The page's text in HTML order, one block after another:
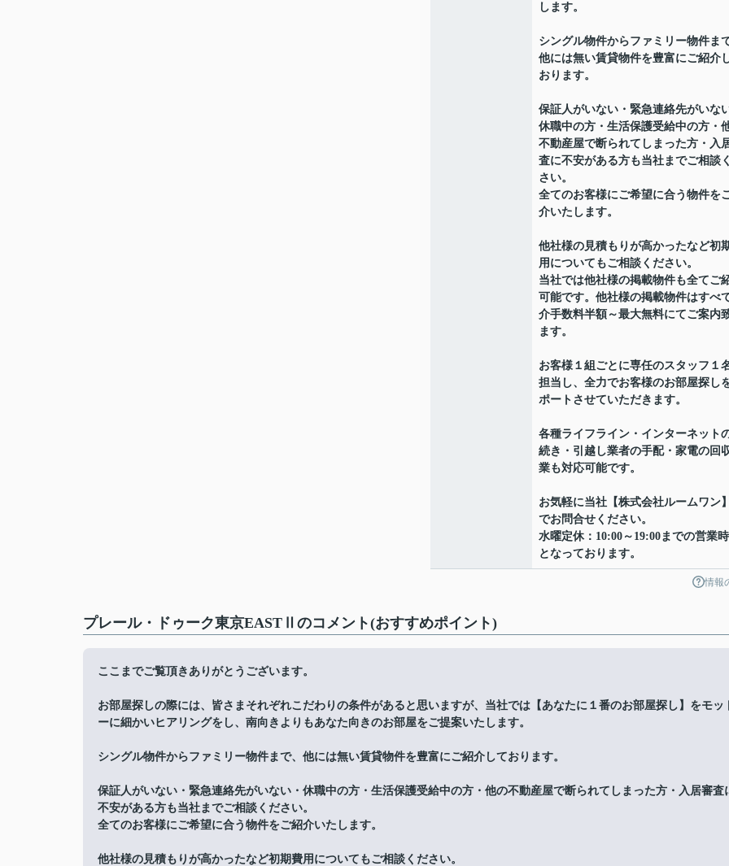
します。
シングル物件からファミリー物件ま
他には無い賃貸物件を豊富にご紹介
おります。
保証人がいない・緊急連絡先がいな
休職中の方・生活保護受給中の方・
不動産屋で断られてしまった方・入
査に不安がある方も当社までご相談
さい。
全てのお客様にご希望に合う物件を
介いたします。
他社様の見積もりが高かったなど初
用についてもご相談ください。
当社では他社様の掲載物件も全てご
可能です。他社様の掲載物件はすべ
介手数料半額～最大無料にてご案内
ます。
お客様１組ごとに専任のスタッフ１
担当し、全力でお客様のお部屋探し
ポートさせていただきます。
各種ライフライン・インターネット
続き・引越し業者の手配・家電の回
業も対応可能です。
お気軽に当社【株式会社ルームワン
でお問合せください。
水曜定休：10:00～19:00までの営業
となっております。
情報
プレール・ドゥーク東京EASTⅡのコメント(おすすめポイント)
ここまでご覧頂きありがとうございます。
お部屋探しの際には、皆さまそれぞれこだわりの条件があると思いますが、当社では【あなたに１番のお部屋探し】をモッ
ーに細かいヒアリングをし、南向きよりもあなた向きのお部屋をご提案いたします。
シングル物件からファミリー物件まで、他には無い賃貸物件を豊富にご紹介しております。
保証人がいない・緊急連絡先がいない・休職中の方・生活保護受給中の方・他の不動産屋で断られてしまった方・入居審査
不安がある方も当社までご相談ください。
全てのお客様にご希望に合う物件をご紹介いたします。
他社様の見積もりが高かったなど初期費用についてもご相談ください。